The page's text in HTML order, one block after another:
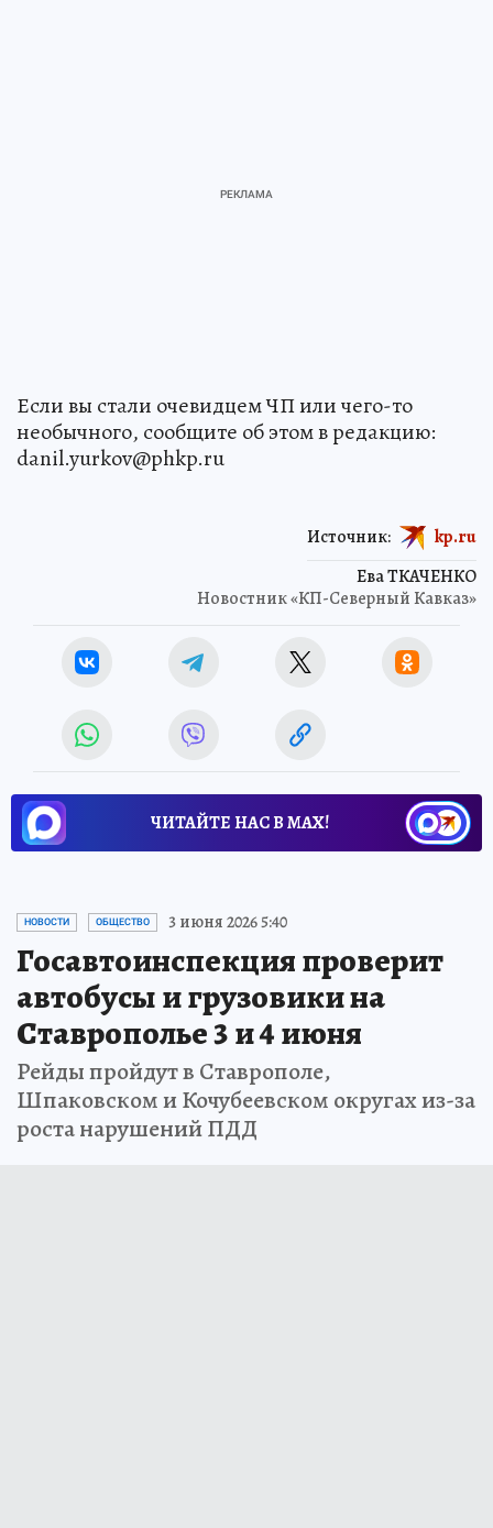
Если вы стали очевидцем ЧП или чего-то
необычного, сообщите об этом в редакцию:
danil.yurkov@phkp.ru
Ева ТКАЧЕНКО
Новостник «КП-Северный Кавказ»
Источник: kp.ru
ЧИТАЙТЕ НАС В МАХ!
НОВОСТИ ОБЩЕСТВО 3 июня 2026 5:40
Госавтоинспекция проверит
автобусы и грузовики на
Ставрополье 3 и 4 июня
Рейды пройдут в Ставрополе,
Шпаковском и Кочубеевском округах из-за
роста нарушений ПДД